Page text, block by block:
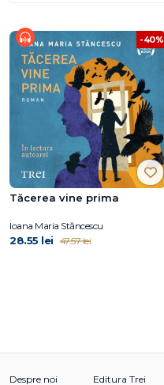
-40%
Tăcerea vine prima
Ioana Maria Stăncescu
28.55 lei 47.57 lei
Despre noi Editura Trei